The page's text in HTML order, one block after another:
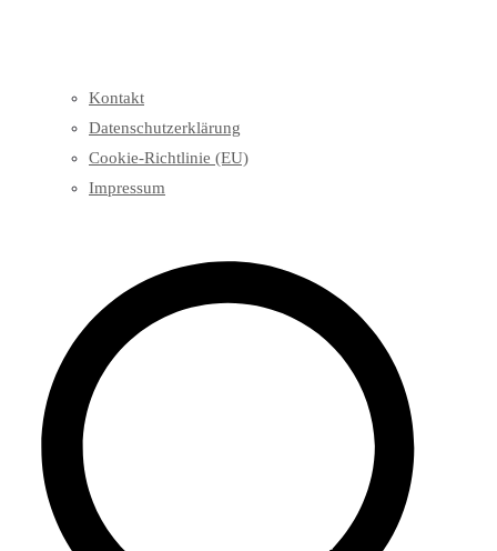
Kontakt
Datenschutzerklärung
Cookie-Richtlinie (EU)
Impressum